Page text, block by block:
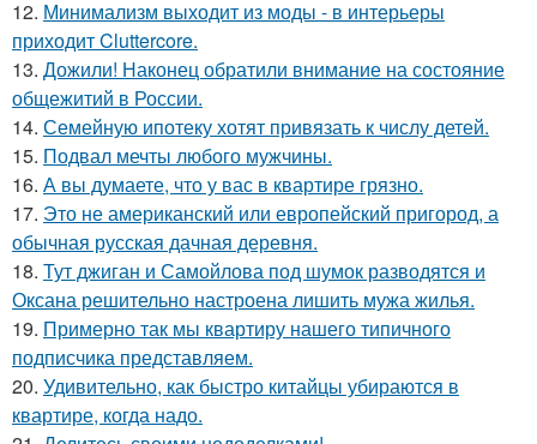
12. Минимализм выходит из моды - в интерьеры
приходит Cluttercore.
13. Дожили! Наконец обратили внимание на состояние
общежитий в России.
14. Семейную ипотеку хотят привязать к числу детей.
15. Подвал мечты любого мужчины.
16. А вы думаете, что у вас в квартире грязно.
17. Это не американский или европейский пригород, а
обычная русская дачная деревня.
18. Тут джиган и Самойлова под шумок разводятся и
Оксана решительно настроена лишить мужа жилья.
19. Примерно так мы квартиру нашего типичного
подписчика представляем.
20. Удивительно, как быстро китайцы убираются в
квартире, когда надо.